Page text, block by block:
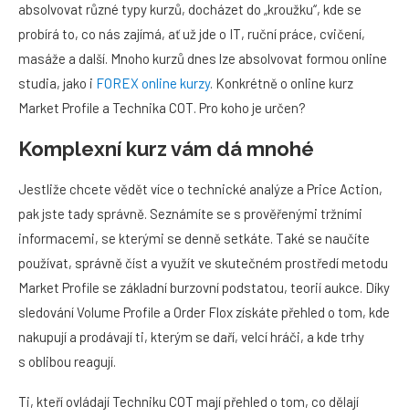
absolvovat různé typy kurzů, docházet do „kroužku“, kde se
probírá to, co nás zajímá, ať už jde o IT, ruční práce, cvičení,
masáže a další. Mnoho kurzů dnes lze absolvovat formou online
studia, jako i FOREX online kurzy. Konkrétně o online kurz
Market Profile a Technika COT. Pro koho je určen?
Komplexní kurz vám dá mnohé
Jestliže chcete vědět více o technické analýze a Price Action,
pak jste tady správně. Seznámíte se s prověřenými tržními
informacemi, se kterými se denně setkáte. Také se naučíte
používat, správně číst a využít ve skutečném prostředí metodu
Market Profile se základní burzovní podstatou, teorií aukce. Díky
sledování Volume Profile a Order Flox získáte přehled o tom, kde
nakupují a prodávají ti, kterým se daří, velcí hráči, a kde trhy
s oblibou reagují.
Ti, kteří ovládají Techniku COT mají přehled o tom, co dělají